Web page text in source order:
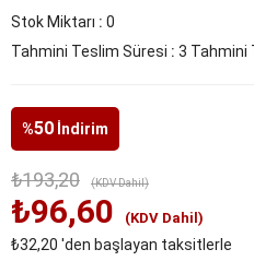
Stok Miktarı : 0
Tahmini Teslim Süresi : 3 Tahmini
%50 İndirim
₺193,20 (KDV Dahil)
₺96,60 (KDV Dahil)
₺32,20 'den başlayan taksitlerle